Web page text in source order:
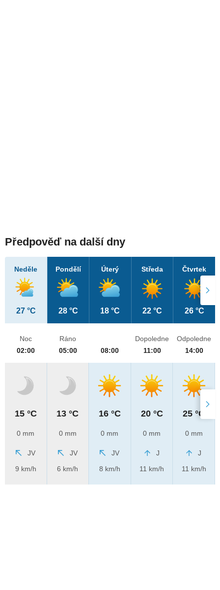
Předpověď na další dny
Neděle
27 °C
Pondělí
28 °C
Úterý
18 °C
Středa
22 °C
Čtvrtek
26 °C
Noc
02:00
15 °C
0 mm
JV
9 km/h
Ráno
05:00
13 °C
0 mm
JV
6 km/h
08:00
16 °C
0 mm
JV
8 km/h
Dopoledne
11:00
20 °C
0 mm
J
11 km/h
Odpoledne
14:00
25 °C
0 mm
J
11 km/h